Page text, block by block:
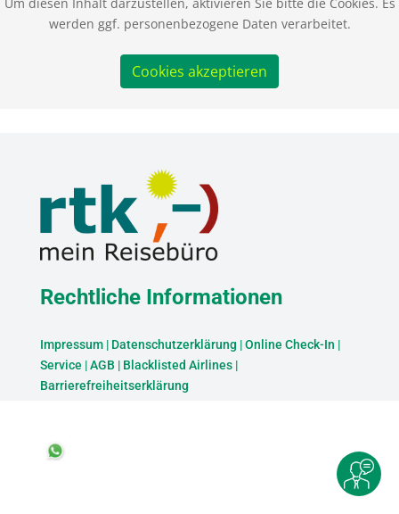
werden ggf. personenbezogene Daten verarbeitet.
Cookies akzeptieren
Rechtliche Informationen
Impressum| Datenschutzerklärung |Online Check-In |
Service |AGB | Blacklisted Airlines|
Barrierefreiheitserklärung